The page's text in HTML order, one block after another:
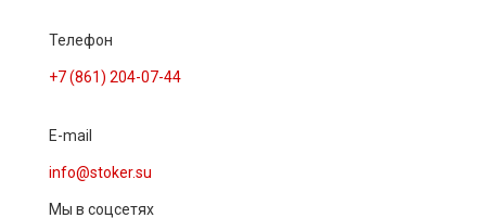
Телефон
+7 (861) 204-07-44
E-mail
info@stoker.su
Мы в соцсетях